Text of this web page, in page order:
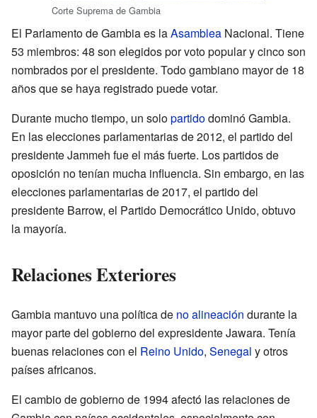
Corte Suprema de Gambia
El Parlamento de Gambia es laAsamblea Nacional. Tiene
53 miembros: 48 son elegidos por voto popular y cinco son
nombrados por el presidente. Todo gambiano mayor de 18
años que se haya registrado puede votar.
Durante mucho tiempo, un solopartidodominó Gambia.
En las elecciones parlamentarias de 2012, el partido del
presidente Jammeh fue el más fuerte. Los partidos de
oposición no tenían mucha influencia. Sin embargo, en las
elecciones parlamentarias de 2017, el partido del
presidente Barrow, el Partido Democrático Unido, obtuvo
la mayoría.
Relaciones Exteriores
Gambia mantuvo una política de no alineación durante la
mayor parte del gobierno del expresidente Jawara. Tenía
buenas relaciones con el Reino Unido, Senegal y otros
países africanos.
El cambio de gobierno de 1994 afectó las relaciones de